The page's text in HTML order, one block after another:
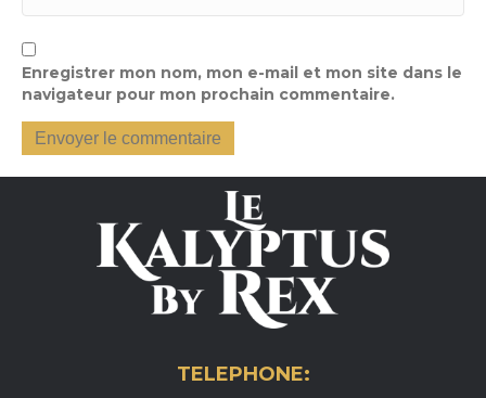
Enregistrer mon nom, mon e-mail et mon site dans le
navigateur pour mon prochain commentaire.
TELEPHONE: